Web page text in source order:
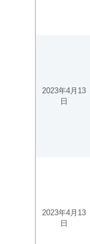
2023年4月13
日
2023年4月13
日